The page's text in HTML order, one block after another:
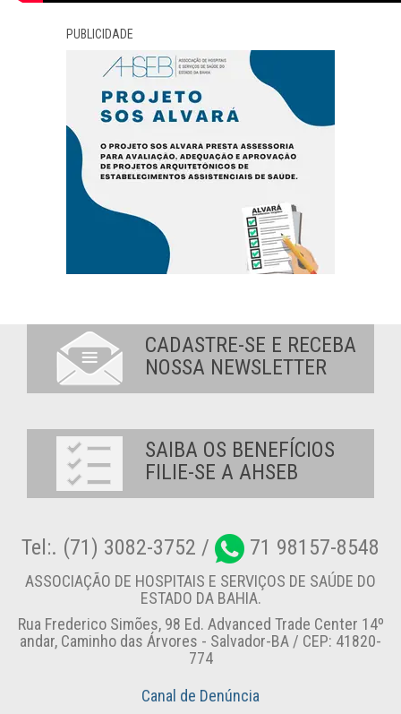
PUBLICIDADE
CADASTRE-SE E RECEBA
NOSSA NEWSLETTER
SAIBA OS BENEFÍCIOS
FILIE-SE A AHSEB
Tel:. (71) 3082-3752 / 71 98157-8548
ASSOCIAÇÃO DE HOSPITAIS E SERVIÇOS DE SAÚDE DO
ESTADO DA BAHIA.
Rua Frederico Simões, 98 Ed. Advanced Trade Center 14º
andar, Caminho das Árvores - Salvador-BA / CEP: 41820-
774
Canal de Denúncia